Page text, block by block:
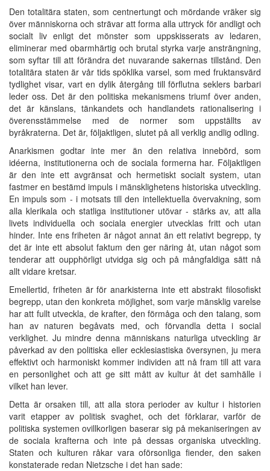
Den totalitära staten, som centnertungt och mördande vräker sig
över människorna och strävar att forma alla uttryck för andligt och
socialt liv enligt det mönster som uppskisserats av ledaren,
eliminerar med obarmhärtig och brutal styrka varje ansträngning,
som syftar till att förändra det nuvarande sakernas tillstånd. Den
totalitära staten är vår tids spöklika varsel, som med fruktansvärd
tydlighet visar, vart en dylik återgång till förflutna seklers barbari
leder oss. Det är den politiska mekanismens triumf över anden,
det är känslans, tänkandets och handlandets rationalisering i
överensstämmelse med de normer som uppställts av
byråkraterna. Det är, följaktligen, slutet på all verklig andlig odling.
Anarkismen godtar inte mer än den relativa innebörd, som
idéerna, institutionerna och de sociala formerna har. Följaktligen
är den inte ett avgränsat och hermetiskt socialt system, utan
fastmer en bestämd impuls i mänsklighetens historiska utveckling.
En impuls som - i motsats till den intellektuella övervakning, som
alla klerikala och statliga institutioner utövar - stärks av, att alla
livets individuella och sociala energier utvecklas fritt och utan
hinder. Inte ens friheten är något annat än ett relativt begrepp, ty
det är inte ett absolut faktum den ger näring åt, utan något som
tenderar att oupphörligt utvidga sig och på mångfaldiga sätt nå
allt vidare kretsar.
Emellertid, friheten är för anarkisterna inte ett abstrakt filosofiskt
begrepp, utan den konkreta möjlighet, som varje mänsklig varelse
har att fullt utveckla, de krafter, den förmåga och den talang, som
han av naturen begåvats med, och förvandla detta i social
verklighet. Ju mindre denna människans naturliga utveckling är
påverkad av den politiska eller ecklesiastiska översynen, ju mera
effektivt och harmoniskt kommer individen att nå fram till att vara
en personlighet och att ge sitt mått av kultur åt det samhälle i
vilket han lever.
Detta är orsaken till, att alla stora perioder av kultur i historien
varit etapper av politisk svaghet, och det förklarar, varför de
politiska systemen ovillkorligen baserar sig på mekaniseringen av
de sociala krafterna och inte på dessas organiska utveckling.
Staten och kulturen råkar vara oförsonliga fiender, den saken
konstaterade redan Nietzsche i det han sade: